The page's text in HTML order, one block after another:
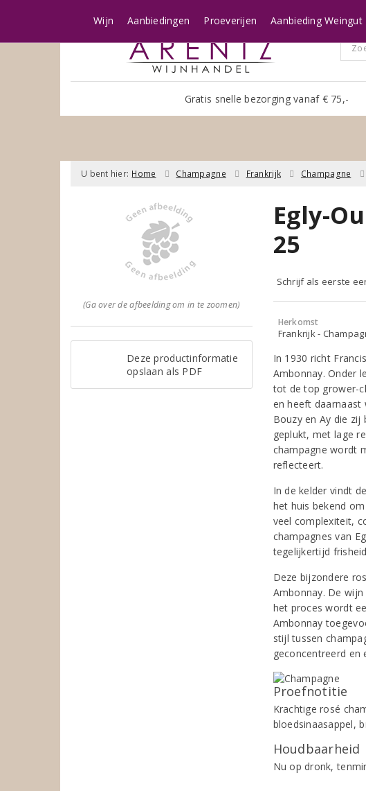
Gratis snelle bezorging vanaf € 75,-
Wijn Aanbiedingen Proeverijen Aanbieding
U bent hier: Home Champagne Frankrijk Champagne
(Ga over de afbeelding om in te zoomen)
Deze productinformatie
opslaan als PDF
Egly-
25
Schrijf als eerste
Herkomst
Frankrijk -
In 1930 richt
Ambonnay. Onder
tot de top grower-
en heeft daarnaast
Bouzy en Ay die
geplukt, met lage
champagne wordt
reflecteert.
In de kelder vindt
het huis bekend
veel complexiteit,
champagnes van
tegelijkertijd
Deze bijzondere
Ambonnay. De
het proces wordt
Ambonnay
stijl tussen
geconcentreerd en
Proefnotitie
Krachtige rosé
bloedsinaasappel,
Houdbaarheid
Nu op dronk,